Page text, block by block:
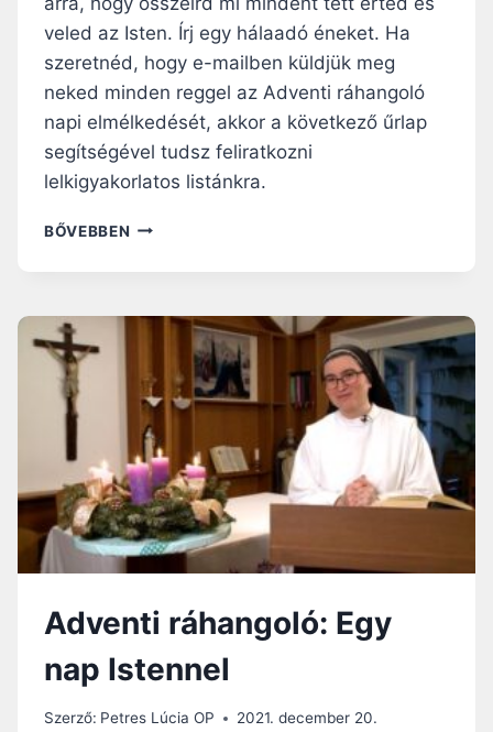
veled az Isten. Írj egy hálaadó éneket. Ha
szeretnéd, hogy e-mailben küldjük meg
neked minden reggel az Adventi ráhangoló
napi elmélkedését, akkor a következő űrlap
segítségével tudsz feliratkozni
lelkigyakorlatos listánkra.
BŐVEBBEN ADVENTI
TÖKÉLETESNEK
LENNÜNK,
AZ
ISTENT
MAGUNK
MELLETT
TUDHASSUK
Adventi ráhangoló: Egy
nap Istennel
Szerző: Petres Lúcia OP 2021. december 20.